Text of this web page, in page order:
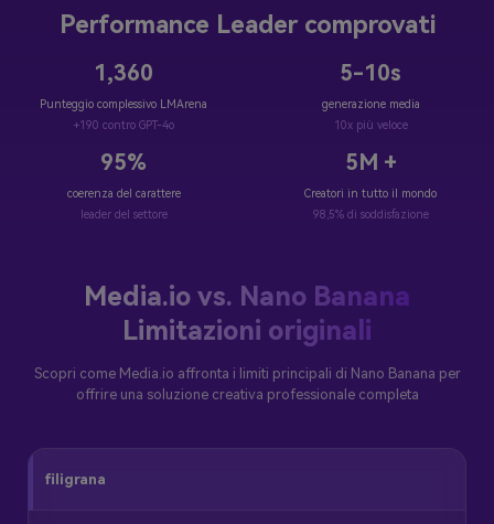
Performance Leader comprovati
1,360
Punteggio complessivo LMArena
+190 contro GPT-4o
5-10s
generazione media
10x più veloce
95%
coerenza del carattere
leader del settore
5M +
Creatori in tutto il mondo
98,5% di soddisfazione
Media.io vs. Nano Banana
Limitazioni originali
Scopri come Media.io affronta i limiti principali di Nano Banana per
offrire una soluzione creativa professionale completa
filigrana